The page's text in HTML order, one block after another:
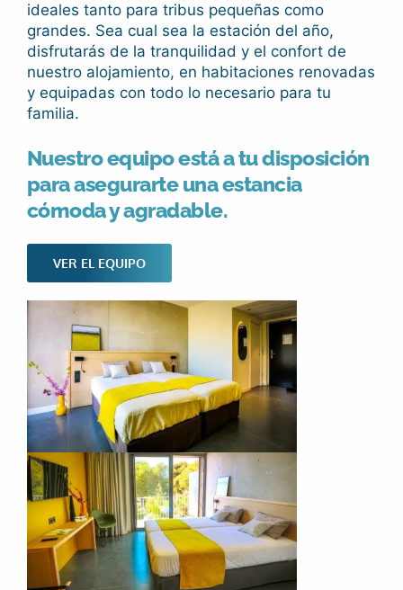
ideales tanto para tribus pequeñas como
grandes. Sea cual sea la estación del año,
disfrutarás de la tranquilidad y el confort de
nuestro alojamiento, en habitaciones renovadas
y equipadas con todo lo necesario para tu
familia.
Nuestro equipo está a tu disposición
para asegurarte una estancia
cómoda y agradable.
VER EL EQUIPO